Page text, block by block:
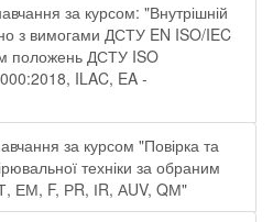
за курсом: "Внутрішній
з вимогами ДСТУ EN ISO/IEC
положень ДСТУ ISO
ILAC, EA -
за курсом "Повірка та
техніки за обраним
ЕМ, F, РR, ІR, АUV, QМ"